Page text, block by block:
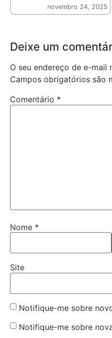
novembro 24, 2025
Deixe um
O seu endereço de e-mail
Campos obrigatórios são
Comentário *
Nome *
Site
Notifique-me sobre
Notifique-me sobre